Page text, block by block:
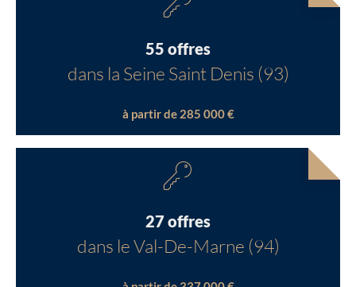
55 offres
dans la Seine Saint Denis (93)
à partir de 285 000 €
27 offres
dans le Val-De-Marne (94)